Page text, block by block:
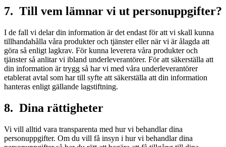
7. Till vem lämnar vi ut personuppgifter?
I de fall vi delar din information är det endast för att vi skall kunna
tillhandahålla våra produkter och tjänster eller när vi är ålagda att
göra så enligt lagkrav. För kunna leverera våra produkter och
tjänster så anlitar vi ibland underleverantörer. För att säkerställa att
din information är trygg så har vi med våra underleverantörer
etablerat avtal som har till syfte att säkerställa att din information
hanteras enligt gällande lagstiftning.
8. Dina rättigheter
Vi vill alltid vara transparenta med hur vi behandlar dina
personuppgifter. Om du vill få insyn i hur vi behandlar dina